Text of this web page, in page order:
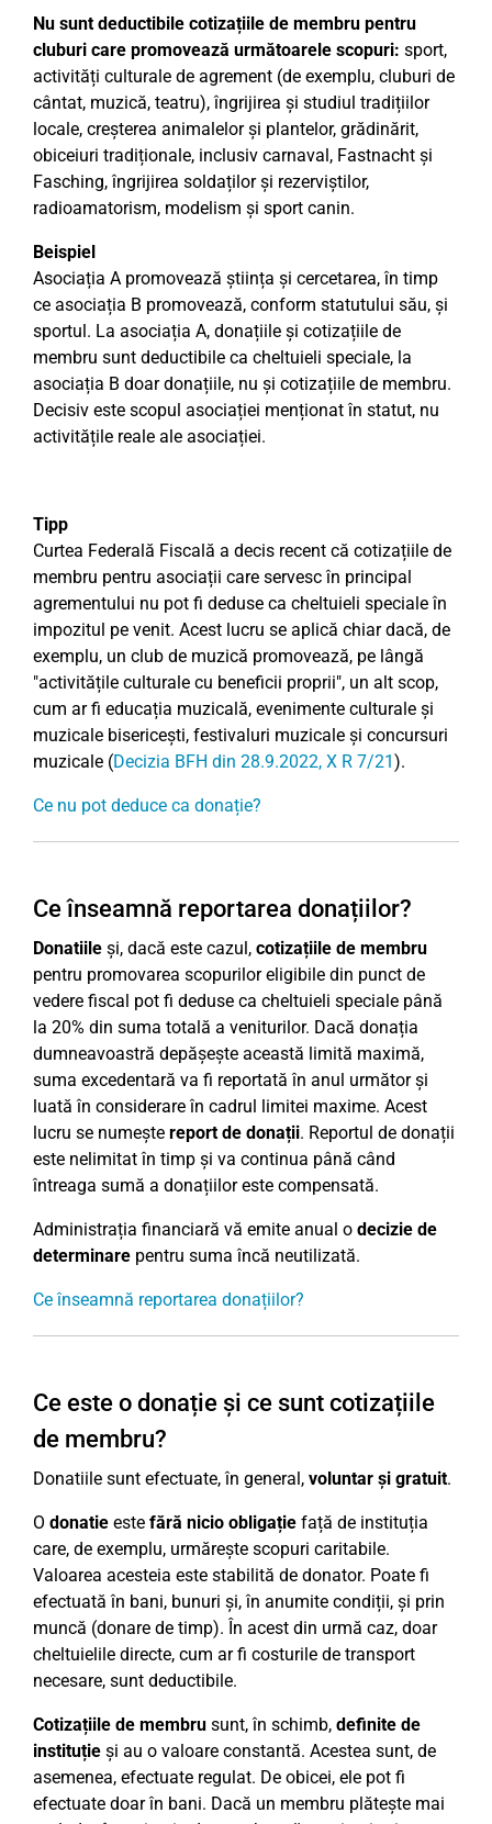
Nu sunt deductibile cotizațiile de membru pentru
cluburi care promovează următoarele scopuri: sport,
activități culturale de agrement (de exemplu, cluburi de
cântat, muzică, teatru), îngrijirea și studiul tradițiilor
locale, creșterea animalelor și plantelor, grădinărit,
obiceiuri tradiționale, inclusiv carnaval, Fastnacht și
Fasching, îngrijirea soldaților și rezerviștilor,
radioamatorism, modelism și sport canin.
Beispiel
Asociația A promovează știința și cercetarea, în timp
ce asociația B promovează, conform statutului său, și
sportul. La asociația A, donațiile și cotizațiile de
membru sunt deductibile ca cheltuieli speciale, la
asociația B doar donațiile, nu și cotizațiile de membru.
Decisiv este scopul asociației menționat în statut, nu
activitățile reale ale asociației.
Tipp
Curtea Federală Fiscală a decis recent că cotizațiile de
membru pentru asociații care servesc în principal
agrementului nu pot fi deduse ca cheltuieli speciale în
impozitul pe venit. Acest lucru se aplică chiar dacă, de
exemplu, un club de muzică promovează, pe lângă
"activitățile culturale cu beneficii proprii", un alt scop,
cum ar fi educația muzicală, evenimente culturale și
muzicale bisericești, festivaluri muzicale și concursuri
muzicale (Decizia BFH din 28.9.2022, X R 7/21).
Ce nu pot deduce ca donație?
Ce înseamnă reportarea donațiilor?
Donatiile și, dacă este cazul, cotizațiile de membru
pentru promovarea scopurilor eligibile din punct de
vedere fiscal pot fi deduse ca cheltuieli speciale până
la 20% din suma totală a veniturilor. Dacă donația
dumneavoastră depășește această limită maximă,
suma excedentară va fi reportată în anul următor și
luată în considerare în cadrul limitei maxime. Acest
lucru se numește report de donații. Reportul de donații
este nelimitat în timp și va continua până când
întreaga sumă a donațiilor este compensată.
Administrația financiară vă emite anual o decizie de
determinare pentru suma încă neutilizată.
Ce înseamnă reportarea donațiilor?
Ce este o donație și ce sunt cotizațiile
de membru?
Donatiile sunt efectuate, în general, voluntar și gratuit.
O donatie este fără nicio obligație față de instituția
care, de exemplu, urmărește scopuri caritabile.
Valoarea acesteia este stabilită de donator. Poate fi
efectuată în bani, bunuri și, în anumite condiții, și prin
muncă (donare de timp). În acest din urmă caz, doar
cheltuielile directe, cum ar fi costurile de transport
necesare, sunt deductibile.
Cotizațiile de membru sunt, în schimb, definite de
instituție și au o valoare constantă. Acestea sunt, de
asemenea, efectuate regulat. De obicei, ele pot fi
efectuate doar în bani. Dacă un membru plătește mai